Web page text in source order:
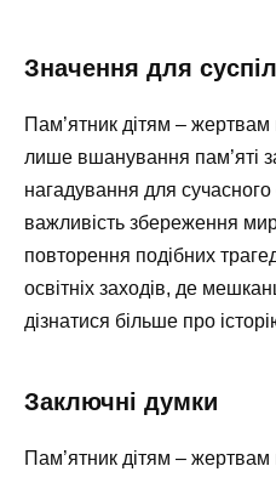
Значення для
Пам’ятник дітям –
лише вшанування пам’яті
нагадування для сучасного
важливість збереження
повторення подібних
освітніх заходів, де
дізнатися більше про
Заключні думки
Пам’ятник дітям –